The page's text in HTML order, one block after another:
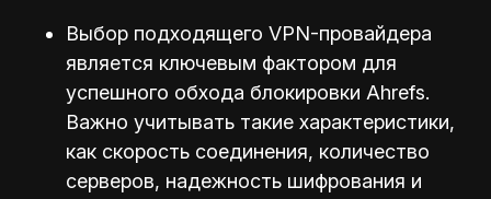
Выбор подходящего VPN-провайдера
является ключевым фактором для
успешного обхода блокировки Ahrefs.
Важно учитывать такие характеристики,
как скорость соединения, количество
серверов, надежность шифрования и